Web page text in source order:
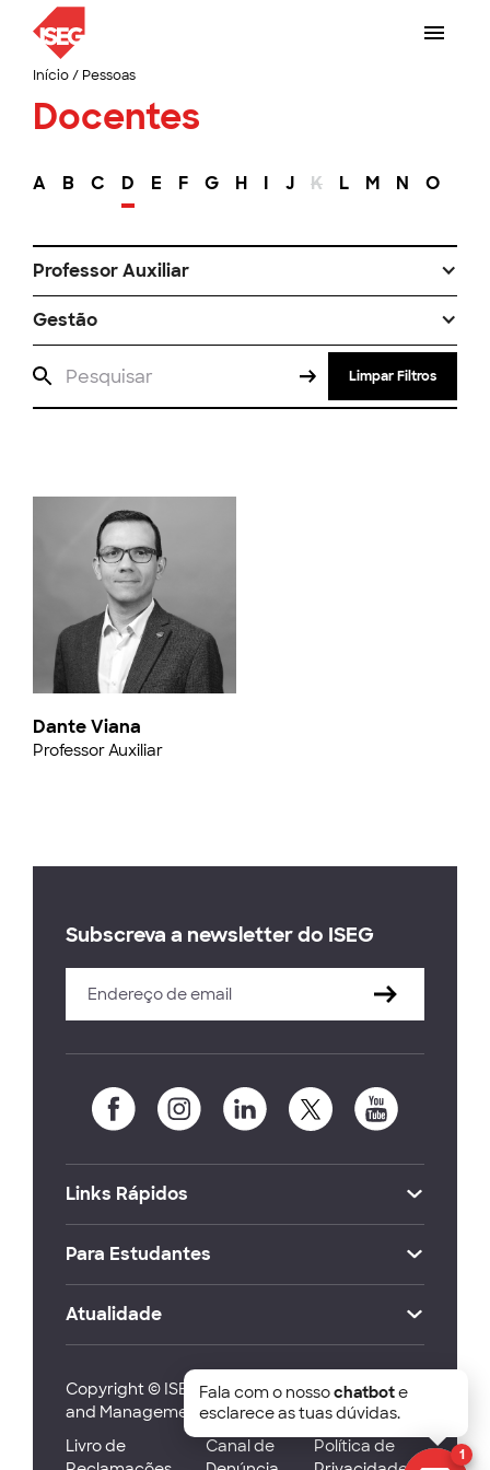
Início/ Pessoas
Docentes
A B C D E F G H I J K L M N O
Professor Auxiliar
Gestão
Limpar Filtros
Dante Viana
Professor Auxiliar
Subscreva a newsletter do ISEG
Links Rápidos
Para Estudantes
Atualidade
Copyright © ISEG Lisbon School of Economics
and Management 2026
Livro de
Canal de
Política de
1
Fala com o nossochatbote
esclarece as tuas dúvidas.